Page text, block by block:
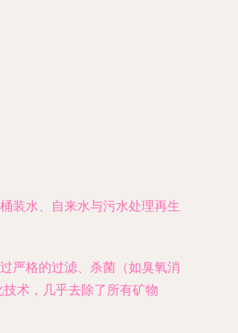
装水、自来水与污水处理再生
严格的过滤、杀菌（如臭氧消
术，几乎去除了所有矿物